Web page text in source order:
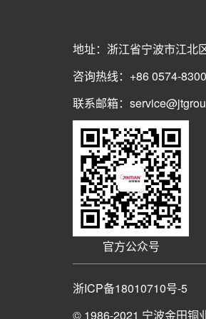
地址：浙江省宁波市江北
咨询热线：+86 0574-
联系邮箱：
官方公众号
浙ICP备18010710号-5
© 1986-2021 宁波金田铜